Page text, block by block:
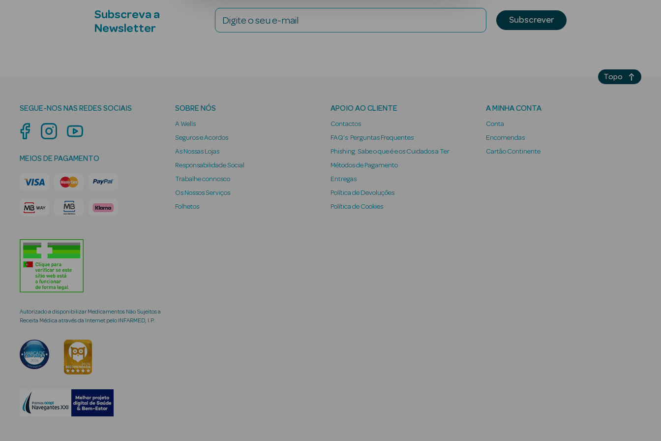
Subscreva a
Newsletter
Digite o seu e-mail Subscrever
SEGUE-NOS NAS REDES SOCIAIS
MEIOS DE PAGAMENTO
Autorizado a disponibilizar Medicamentos Não Sujeitos a
Receita Médica através da Internet pelo INFARMED, I.P.
SOBRE NÓS
A Wells
Seguros e Acordos
As Nossas Lojas
Responsabilidade Social
Trabalhe connosco
Os Nossos Serviços
Folhetos
APOIO AO CLIENTE
Contactos
FAQ's: Perguntas Frequentes
Phishing: Sabe o que é e os Cuidados a Ter
Métodos de Pagamento
Entregas
Política de Devoluções
Política de Cookies
A MINHA CONTA
Conta
Encomendas
Cartão Continente
Topo